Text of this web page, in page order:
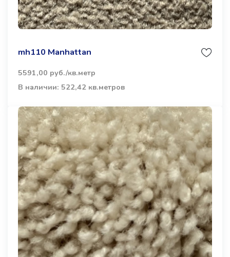
mh110 Manhattan
5591,00 руб./кв.метр
В наличии: 522,42 кв.метров